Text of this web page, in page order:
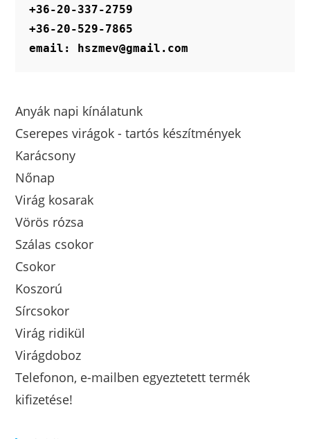
+36-20-337-2759
+36-20-529-7865
email: hszmev@gmail.com
Anyák napi kínálatunk
Cserepes virágok - tartós készítmények
Karácsony
Nőnap
Virág kosarak
Vörös rózsa
Szálas csokor
Csokor
Koszorú
Sírcsokor
Virág ridikül
Virágdoboz
Telefonon, e-mailben egyeztetett termék
kifizetése!